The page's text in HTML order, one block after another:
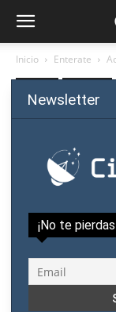
Inicio Enterate
Conacyt
2 para
Newsletter
¡No te